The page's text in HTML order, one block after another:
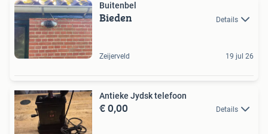
Buitenbel
Bieden Details
Zeijerveld 19 jul 26
Antieke Jydsk telefoon
€ 0,00 Details